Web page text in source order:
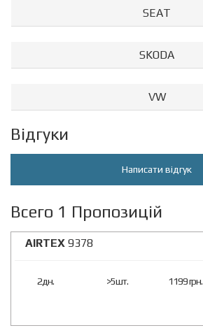
SEAT
SKODA
VW
Відгуки
Написати відгук
Всего 1 Пропозицій
AIRTEX 9378
2дн. >5шт. 1199 грн.